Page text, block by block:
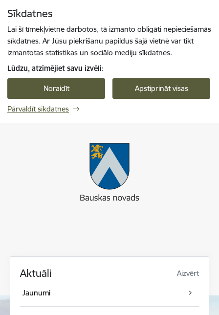
Sīkdatnes
Lai šī tīmekļvietne darbotos, tā izmanto obligāti nepieciešamās
sīkdatnes. Ar Jūsu piekrišanu papildus šajā vietnē var tikt
izmantotas statistikas un sociālo mediju sīkdatnes.
Lūdzu, atzīmējiet savu izvēli:
Noraidīt Apstiprināt visas
Pārvaldīt sīkdatnes
Aktuāli Aizvērt
Jaunumi